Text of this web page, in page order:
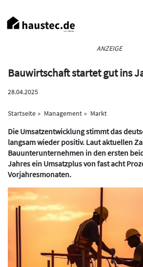
zum
Inhalt
ANZEIGE
Bauwirtschaft startet gut ins
28.04.2025
Startseite Management Markt
Die Umsatzentwicklung stimmt das
langsam wieder positiv. Laut aktuellen
Bauunterunternehmen in den ersten
Jahres ein Umsatzplus von fast acht
Vorjahresmonaten.